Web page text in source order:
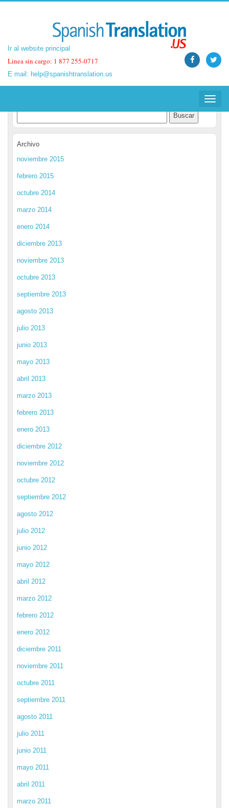
Ir al website principal
Linea sin cargo: 1 877 255-0717
E mail: help@spanishtranslation.us
Toggle
Ir al website principal
Linea sin cargo: 1 877 255-0717
E mail: help@spanishtranslation.us
Toggle
Spanish Translation Blog
Archivo
noviembre 2015
febrero 2015
octubre 2014
marzo 2014
enero 2014
diciembre 2013
noviembre 2013
octubre 2013
septiembre 2013
agosto 2013
julio 2013
junio 2013
mayo 2013
abril 2013
marzo 2013
febrero 2013
enero 2013
diciembre 2012
noviembre 2012
octubre 2012
septiembre 2012
agosto 2012
julio 2012
junio 2012
mayo 2012
abril 2012
marzo 2012
febrero 2012
enero 2012
diciembre 2011
noviembre 2011
octubre 2011
septiembre 2011
agosto 2011
julio 2011
junio 2011
mayo 2011
abril 2011
marzo 2011